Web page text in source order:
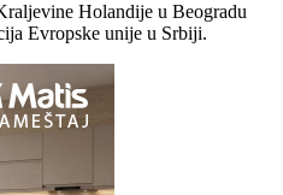
Holandije u Beogradu
Evropske unije u Srbiji.